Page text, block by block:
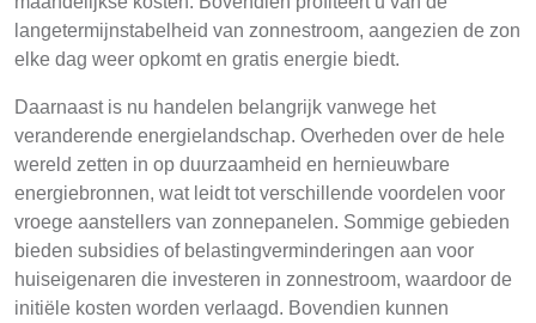
langetermijnstabelheid van zonnestroom, aangezien de zon
elke dag weer opkomt en gratis energie biedt.
Daarnaast is nu handelen belangrijk vanwege het
veranderende energielandschap. Overheden over de hele
wereld zetten in op duurzaamheid en hernieuwbare
energiebronnen, wat leidt tot verschillende voordelen voor
vroege aanstellers van zonnepanelen. Sommige gebieden
bieden subsidies of belastingverminderingen aan voor
huiseigenaren die investeren in zonnestroom, waardoor de
initiële kosten worden verlaagd. Bovendien kunnen